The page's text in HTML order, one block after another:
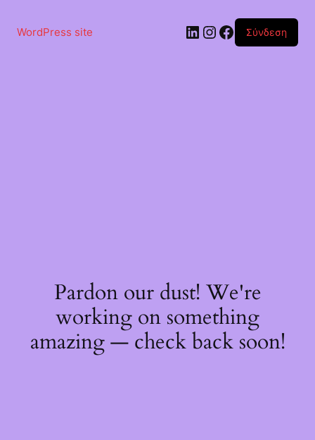
περιεχόμενο
WordPress site Linkedin
Instagram
Facebook
Σύνδεση
Pardon our dust! We're
working on something
amazing — check back soon!